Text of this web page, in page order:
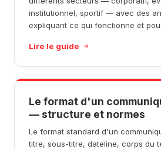
institutionnel, sportif — avec des
expliquant ce qui fonctionne et
Lire le guide
Le format d'un
— structure et normes
Le format standard d'un
titre, sous-titre, dateline, corps du